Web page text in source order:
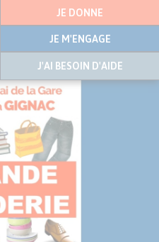
latérale
JE DONNE
JE M'ENGAGE
J'AI BESOIN D'AIDE